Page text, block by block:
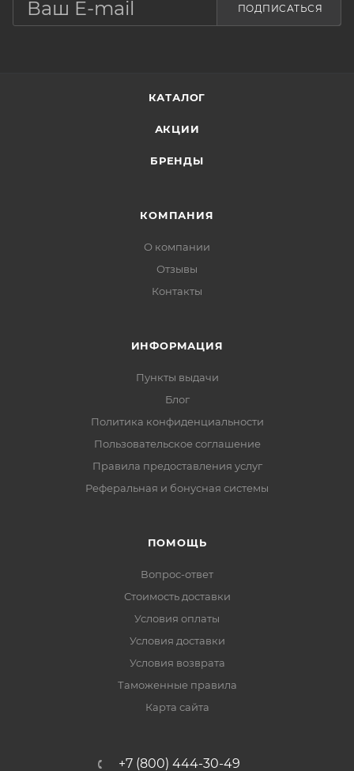
ПОДПИСАТЬСЯ
КАТАЛОГ
АКЦИИ
БРЕНДЫ
КОМПАНИЯ
О компании
Отзывы
Контакты
ИНФОРМАЦИЯ
Пункты выдачи
Блог
Политика конфиденциальности
Пользовательское соглашение
Правила предоставления услуг
Реферальная и бонусная системы
ПОМОЩЬ
Вопрос-ответ
Стоимость доставки
Условия оплаты
Условия доставки
Условия возврата
Таможенные правила
Карта сайта
+7 (800) 444-30-49